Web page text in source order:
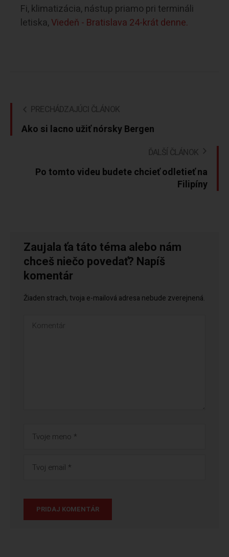
Fi, klimatizácia, nástup priamo pri termináli
letiska,Viedeň - Bratislava 24-krát denne.
PRECHÁDZAJÚCI ČLÁNOK
Ako si lacno užiť nórsky Bergen
ĎALŠÍ ČLÁNOK
Po tomto videu budete chcieť odletieť na
Filipíny
Zaujala ťa táto téma alebo nám
chceš niečo povedať? Napíš
komentár
Žiaden strach, tvoja e-mailová adresa nebude zverejnená.